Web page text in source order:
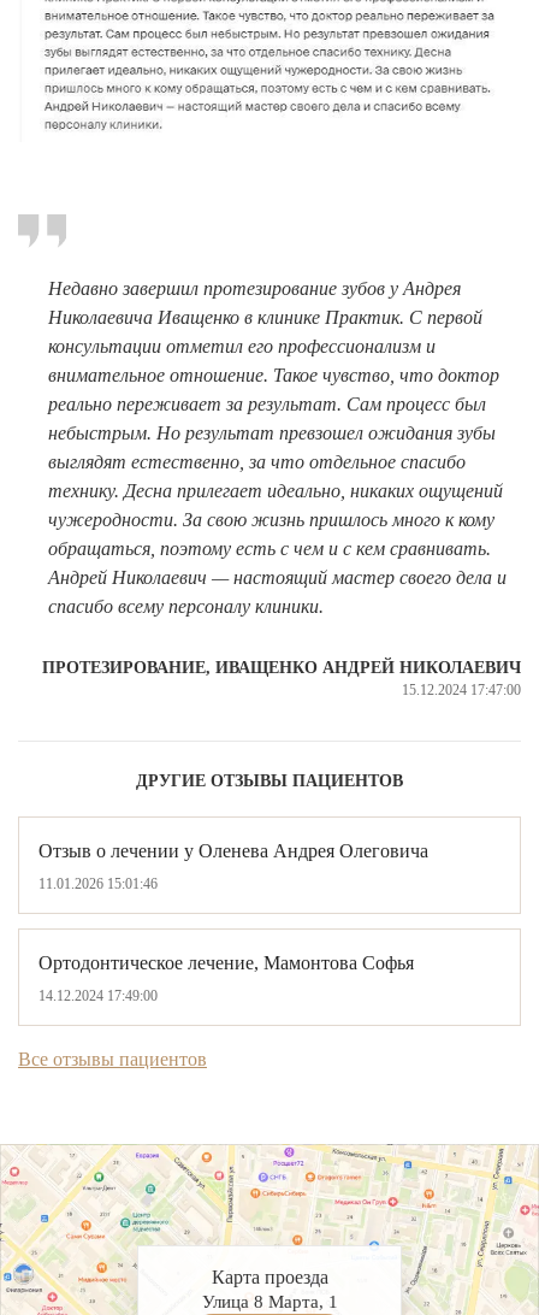
ИМПЛАНТАЦИЯ ЗУБОВ
Одномоментная имплантация
Синус-лифтинг и костная пластика
Имплантационные системы Anthogyr
Импланты Dentium
Имплантация одного зуба
Коронка на имплант
Имплантация «Всё на 4х»
Имплантация «Всё на 6-ти»
Удаление импланта зуба
Коронка на имплант
Отбеливание зубов
ВИНИРЫ
Функциональная диагностика
Металлокерамические коронки
Вкладки
Протезирование All-on-4
Съемные зубные протезы
Бюгельные протезы
Недавно завершил протезирование зубов у Андрея
Николаевича Иващенко в клинике Практик. С первой
консультации отметил его профессионализм и
внимательное отношение. Такое чувство, что доктор
реально переживает за результат. Сам процесс был
небыстрым. Но результат превзошел ожидания зубы
выглядят естественно, за что отдельное спасибо
технику. Десна прилегает идеально, никаких ощущений
чужеродности. За свою жизнь пришлось много к кому
обращаться, поэтому есть с чем и с кем сравнивать.
Андрей Николаевич — настоящий мастер своего дела и
спасибо всему персоналу клиники.
ПРОТЕЗИРОВАНИЕ, ИВАЩЕНКО АНДРЕЙ НИКОЛАЕВИЧ
15.12.2024 17:47:00
ДРУГИЕ ОТЗЫВЫ ПАЦИЕНТОВ
Отзыв о лечении у Оленева Андрея Олеговича
11.01.2026 15:01:46
Ортодонтическое лечение, Мамонтова Софья
14.12.2024 17:49:00
Все отзывы пациентов
Карта проезда
Улица 8 Марта, 1